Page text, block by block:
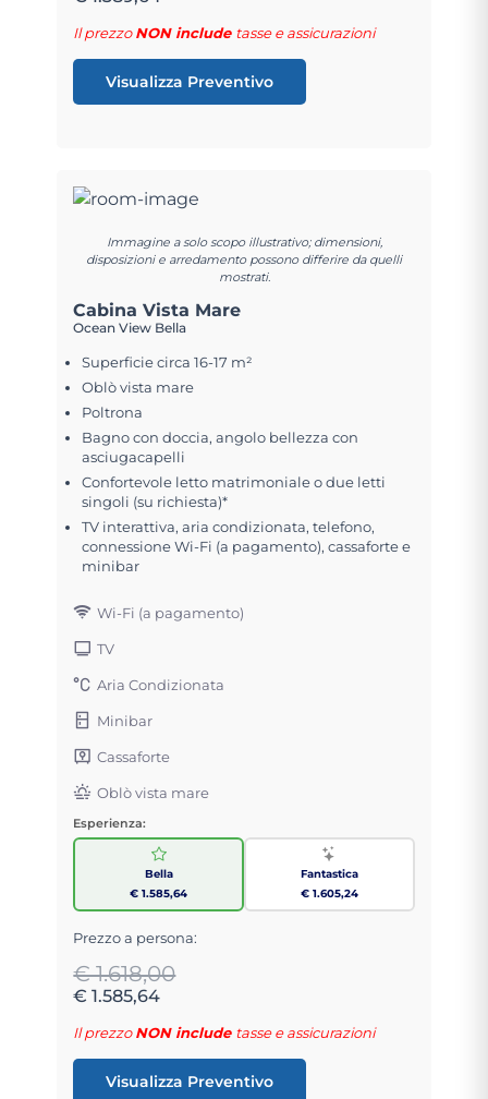
Il prezzoNON include tasse e assicurazioni
Visualizza Preventivo
Immagine a solo scopo illustrativo; dimensioni,
disposizioni e arredamento possono differire da quelli
mostrati.
Cabina Vista Mare
Ocean View Bella
Superficie circa 16-17 m²
Oblò vista mare
Poltrona
Bagno con doccia, angolo bellezza con
asciugacapelli
Confortevole letto matrimoniale o due letti
singoli (su richiesta)*
TV interattiva, aria condizionata, telefono,
connessione Wi-Fi (a pagamento), cassaforte e
minibar
Wi-Fi (a pagamento)
TV
Aria Condizionata
Minibar
Cassaforte
Oblò vista mare
Esperienza:
Bella
€ 1.585,64
Fantastica
€ 1.605,24
Prezzo a persona:
€ 1.618,00
€ 1.585,64
Il prezzoNON include tasse e assicurazioni
Visualizza Preventivo